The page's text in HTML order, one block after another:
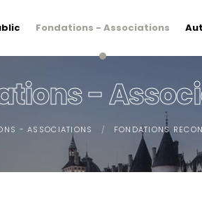
Fondations - Associations
-
- ASSOCIATIONS FONDATIONS